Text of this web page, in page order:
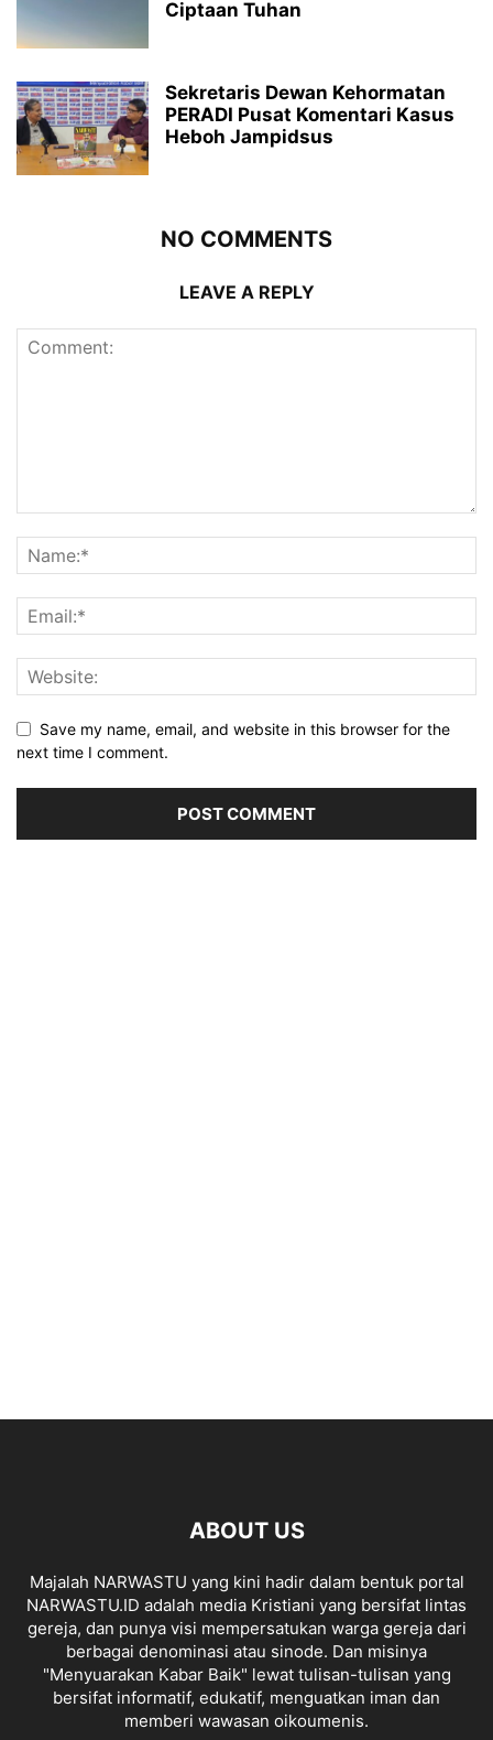
Ciptaan Tuhan
Sekretaris Dewan Kehormatan
PERADI Pusat Komentari Kasus
Heboh Jampidsus
NO COMMENTS
LEAVE A REPLY
Save my name, email, and website in this browser for the
next time I comment.
ABOUT US
Majalah NARWASTU yang kini hadir dalam bentuk portal
NARWASTU.ID adalah media Kristiani yang bersifat lintas
gereja, dan punya visi mempersatukan warga gereja dari
berbagai denominasi atau sinode. Dan misinya
"Menyuarakan Kabar Baik" lewat tulisan-tulisan yang
bersifat informatif, edukatif, menguatkan iman dan
memberi wawasan oikoumenis.